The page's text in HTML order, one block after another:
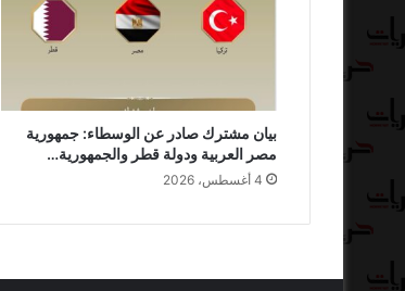
بيان مشترك صادر عن الوسطاء: جمهورية
مصر العربية ودولة قطر والجمهورية…
4 أغسطس، 2026